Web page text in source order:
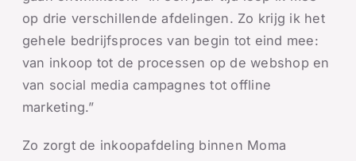
op drie verschillende afdelingen. Zo krijg ik het
gehele bedrijfsproces van begin tot eind mee:
van inkoop tot de processen op de webshop en
van social media campagnes tot offline
marketing.”
Zo zorgt de inkoopafdeling binnen Moma